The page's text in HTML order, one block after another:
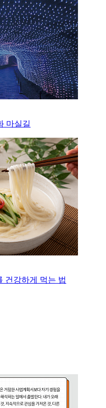
마실길
건강하게 먹는 법